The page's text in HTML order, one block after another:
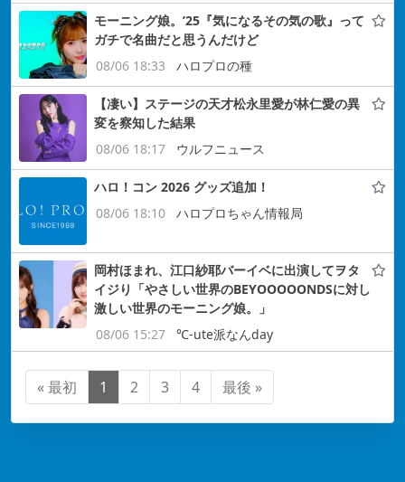
モーニング娘。’25『気になるその気の歌』って
ガチで名曲だと思うんだけど
08/06 18:33
ハロプロの種
【凄い】ステージの天才松永里愛が林仁愛の異
変を察知した結果
08/06 18:17
ウルフニュース
ハロ！コン 2026 グッズ追加！
08/06 18:10
ハロプロちゃん情報局
岡村ほまれ、江口紗耶バーイベに出演してヲタ
イジり「やさしい世界のBEYOOOOONDSに対し
激しい世界のモーニング娘。」
08/06 15:27
℃-ute派なんday
« 最初 1 2 3 4 最後 »